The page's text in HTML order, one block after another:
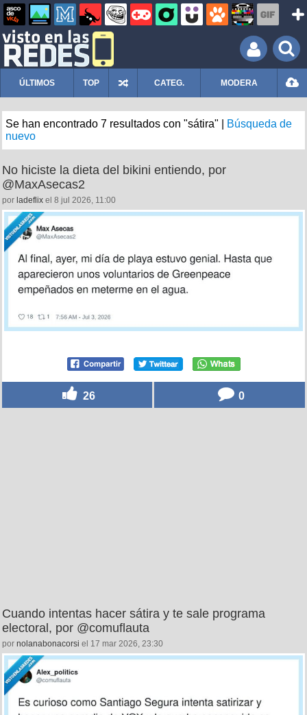
ÚLTIMOS TOP CATEG. MODERA
Se han encontrado 7 resultados con "sátira" |
Búsqueda de
nuevo
No hiciste la dieta del bikini entiendo, por
@MaxAsecas2
por ladeflix el 8 jul 2026, 11:00
26 0
Cuando intentas hacer sátira y te sale programa
electoral, por @comuflauta
por nolanabonacorsi el 17 mar 2026, 23:30